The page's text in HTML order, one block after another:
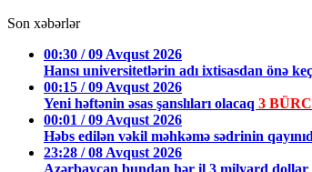
Son xəbərlər
00:30 / 09 Avqust 2026
Hansı universitetlərin adı ixtisasdan önə
00:15 / 09 Avqust 2026
Yeni həftənin əsas şanslıları olacaq 3 BÜRC
00:01 / 09 Avqust 2026
Həbs edilən vəkil məhkəmə sədrinin
23:28 / 08 Avqust 2026